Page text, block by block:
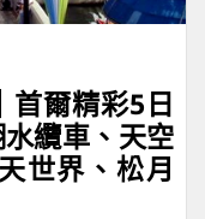
首爾精彩5日
纜車、天空
世界、松月